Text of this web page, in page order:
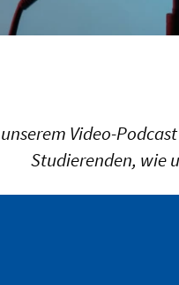
Video-
Studierenden, wie